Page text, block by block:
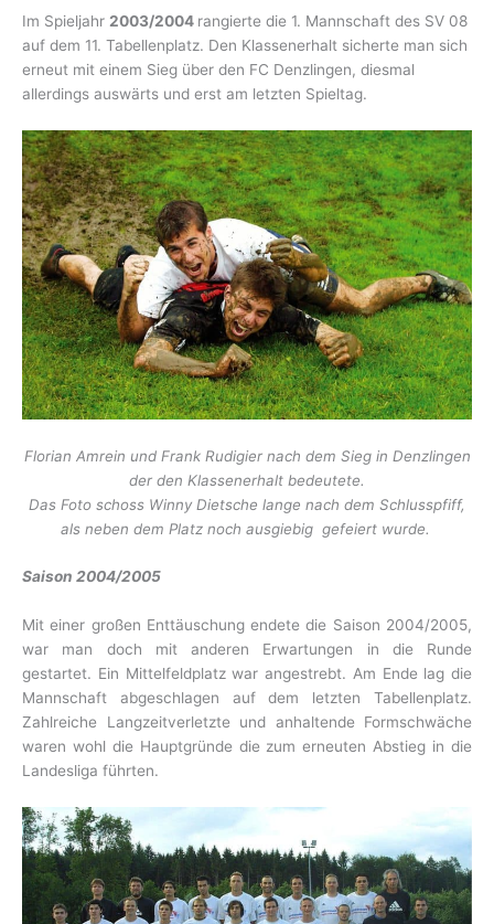
Im Spieljahr 2003/2004 rangierte die 1. Mannschaft des SV 08
auf dem 11. Tabellenplatz. Den Klassenerhalt sicherte man sich
erneut mit einem Sieg über den FC Denzlingen, diesmal
allerdings auswärts und erst am letzten Spieltag.
Florian Amrein und Frank Rudigier nach dem Sieg in Denzlingen
der den Klassenerhalt bedeutete.
Das Foto schoss Winny Dietsche lange nach dem Schlusspfiff,
als neben dem Platz noch ausgiebig gefeiert wurde.
Saison 2004/2005
Mit einer großen Enttäuschung endete die Saison 2004/2005,
war man doch mit anderen Erwartungen in die Runde
gestartet. Ein Mittelfeldplatz war angestrebt. Am Ende lag die
Mannschaft abgeschlagen auf dem letzten Tabellenplatz.
Zahlreiche Langzeitverletzte und anhaltende Formschwäche
waren wohl die Hauptgründe die zum erneuten Abstieg in die
Landesliga führten.